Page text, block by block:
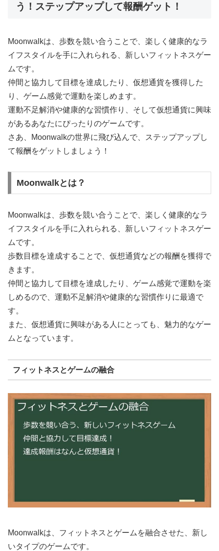
う！ステップアップして報酬ゲット！
Moonwalkは、歩数を競い合うことで、楽しく健康的なラ
イフスタイルを手に入れられる、新しいフィットネスゲー
ムです。
仲間と協力して目標を達成したり、仮想通貨を獲得した
り、ゲーム感覚で運動を楽しめます。
運動不足解消や健康的な習慣作り、そして仮想通貨に興味
があるあなたにぴったりのゲームです。
さあ、Moonwalkの世界に飛び込んで、ステップアップし
て報酬をゲットしましょう！
Moonwalkとは？
Moonwalkは、歩数を競い合うことで、楽しく健康的なラ
イフスタイルを手に入れられる、新しいフィットネスゲー
ムです。
歩数目標を達成することで、仮想通貨などの報酬を獲得で
きます。
仲間と協力して目標を達成したり、ゲーム感覚で運動を楽
しめるので、運動不足解消や健康的な習慣作りに最適で
す。
また、仮想通貨に興味がある人にとっても、魅力的なゲー
ムとなっています。
フィットネスとゲームの融合
Moonwalkは、フィットネスとゲームを融合させた、新し
いタイプのゲームです。